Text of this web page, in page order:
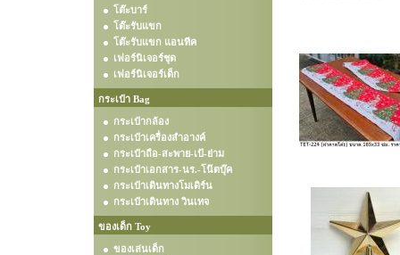
โต๊ะบาร์
โต๊ะรับแขก
โต๊ะรับแขก แอนทีค
เฟอร์นิเจอร์ชุด
เฟอร์นิเจอร์เด็ก
กระเป๋า Bag
กระเป๋ากล้อง
กระเป๋าเครื่องสำอางค์
กระเป๋าถือ-สะพาย-เป้-ย่าม
กระเป๋าเอกสาร-นร.-โน๊ตบุ๊ค
กระเป๋าเดินทางโมเดิร์น
กระเป๋าเดินทาง วินเทจ
ของเด็ก Toy
ของเล่นเด็ก